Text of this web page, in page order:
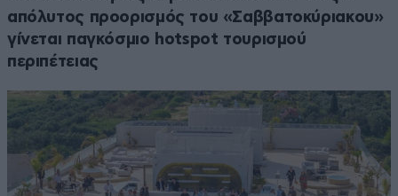
απόλυτος προορισμός του «Σαββατοκύριακου»
γίνεται παγκόσμιο hotspot τουρισμού
περιπέτειας